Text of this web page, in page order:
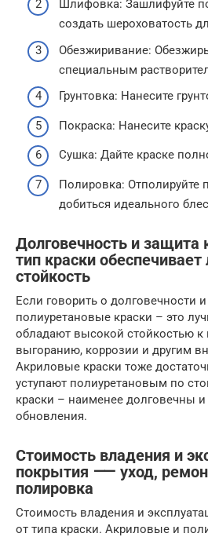
Шлифовка: Зашлифуйте
создать шероховатость
Обезжиривание:
специальным
Грунтовка: Нанесите
Покраска: Нанесите
Сушка: Дайте краске
Полировка: Отполируйте
добиться идеального
Долговечность и защита
тип краски
стойкость
Если говорить о долговечности
полиуретановые краски – это
обладают высокой стойкостью к
выгоранию, коррозии и другим
Акриловые краски тоже
уступают полиуретановым по
краски – наименее долговечны и
обновления.
Стоимость владения и
покрытия ⸺ уход,
полировка
Стоимость владения и
от типа краски. Акриловые и